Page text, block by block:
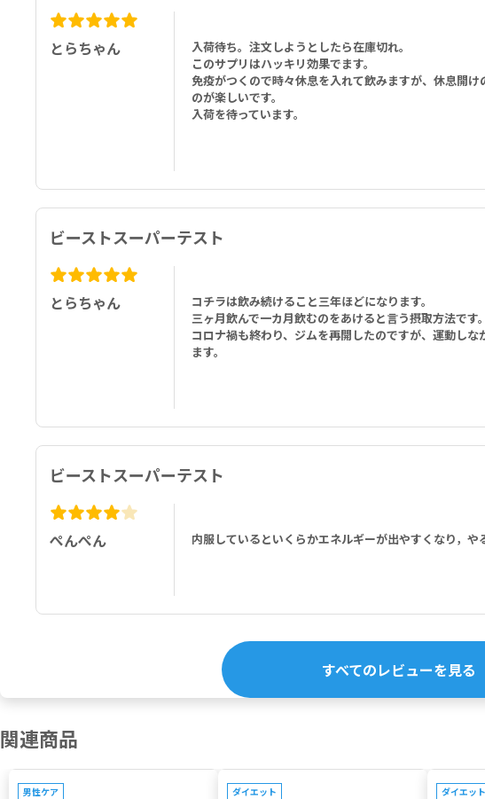
Anti-DHT Factors
Stinging Nettle Extract (Leaf) 150mg, Plant Sterol (Containing Beta
Other Ingredients: Gelatin (from Halal Bovine), Microcrystalline Cellulose,
ビタミンB6（ピリドキシン塩酸塩） 6mg、マグネシウム（クエン酸マグネシウム）
フェヌグリークエキス 50％ ステロイドサポニン（種子） 300mg、KSM-66 アシュワガ
メイルサポートコンプレックス 800mg
エキス（根）、Winged Treebine Extract（葉）、トンカットアリ（Longjack）エキ
一酸化窒素ファクター
アグマチン硫酸塩（AGmass） 500mg
イタドリエキス（根） 200mg、ホワイトボタンマッシュルームパウダー 100mg
セイヨウイラクサエキス（葉） 150mg、植物ステロール（ベータシトステロール
とらちゃん
入荷待ち。注文しようとしたら在庫切れ。
このサプリはハッキリ効果でます。
免疫がつくので時々休息を入れて飲みますが、休息開
のが楽しいです。
入荷を待っています。
ビーストスーパーテスト
とらちゃん
コチラは飲み続けること三年ほどになります。
三ヶ月飲んで一カ月飲むのをあけると言う摂取方法です。
コロナ禍も終わり、ジムを再開したのですが、運動し
ます。
ビーストスーパーテスト
ぺんぺん
内服しているといくらかエネルギーが出やすくなり，や
すべてのレビューを見る
関連商品
男性ケア ダイエット ダイエット